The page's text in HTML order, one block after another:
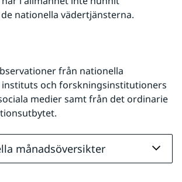
nationella vädertjänsterna.
från nationella
och forskningsinstitutioners
medier samt från det ordinarie
månadsöversikter